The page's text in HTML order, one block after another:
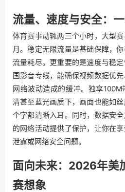
流量、速度与安全：
体育赛事动辄两三个小时，大型
月。稳定无限流量是基础保障，
流量耗尽。更重要的是速度与稳
国影音专线，能确保视频数据优
网络波动造成的缓冲。独享
清甚至蓝光画质下，画面也能如
个字都清晰入耳。同时，数据安
的网络活动提供了保护，让你在
泄露或网络安全问题。
面向未来：2026年美
赛想象